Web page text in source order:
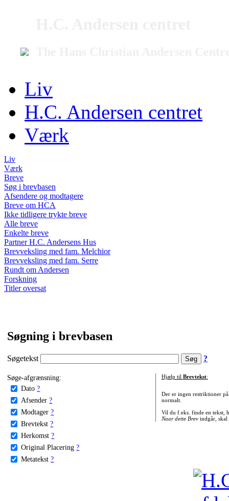
Liv
H.C. Andersen centret
Værk
Liv
Værk
Breve
Søg i brevbasen
Afsendere og modtagere
Breve om HCA
Ikke tidligere trykte breve
Alle breve
Enkelte breve
Partner H.C. Andersens Hus
Brevveksling med fam. Melchior
Brevveksling med fam. Serre
Rundt om Andersen
Forskning
Titler oversat
Søgning i brevbasen
Søgetekst ?
Søge-afgrænsning:
Dato ?
Afsender ?
Modtager ?
Brevtekst ?
Herkomst ?
Original Placering ?
Metatekst ?
Hjælp til Brevtekst:
Der er ingen restriktioner
normalt.
Vil du f.eks. finde en tekst,
Naar dette Brevindgår, skal